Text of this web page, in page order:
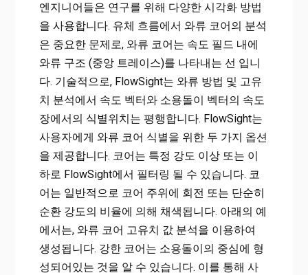
엔지니어들은 연구를 위해 다양한 시각화 방법
을 사용합니다. 유체 흐름에서 와류 코어의 분석
은 중요한 문제로, 와류 코어는 속도 필드 내에
와류 구조 (중앙 트레이스)를 나타내는 선 입니
다. 기술적으로, FlowSight는 와류 방법 및 고유
치 분석에서 속도 벡터와 소용돌이 벡터의 속도
장에서의 식별위치는 평행합니다. FlowSight는
사용자에게 와류 코어 식별을 위한 두 가지 옵션
을 제공합니다. 코어는 특정 강도 이상 또는 이
하로 FlowSight에서 필터링 될 수 있습니다. 코
어는 일반적으로 코어 주위에 회전 또는 단순히
순환 강도의 비율에 의해 채색됩니다. 아래의 예
에서는, 와류 코어 고유치 값 분석을 이용하여
생성됩니다. 강한 코어는 소용돌이의 중심에 형
성되어있는 것을 알 수 있습니다. 이를 통해 사